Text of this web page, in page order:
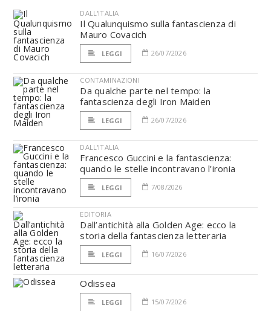
DALL'ITALIA
Il Qualunquismo sulla fantascienza di
Mauro Covacich
LEGGI 26/07/2026
CONTAMINAZIONI
Da qualche parte nel tempo: la
fantascienza degli Iron Maiden
LEGGI 26/07/2026
DALL'ITALIA
Francesco Guccini e la fantascienza:
quando le stelle incontravano l’ironia
LEGGI 7/08/2026
EDITORIA
Dall’antichità alla Golden Age: ecco la
storia della fantascienza letteraria
LEGGI 16/07/2026
Odissea
LEGGI 15/07/2026